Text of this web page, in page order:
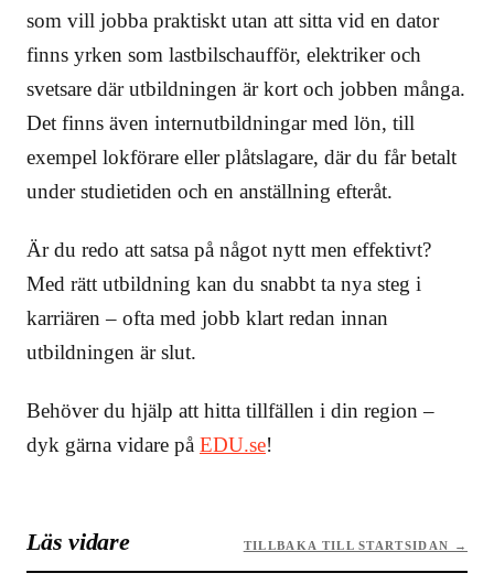
som vill jobba praktiskt utan att sitta vid en dator
finns yrken som lastbilschaufför, elektriker och
svetsare där utbildningen är kort och jobben många.
Det finns även internutbildningar med lön, till
exempel lokförare eller plåtslagare, där du får betalt
under studietiden och en anställning efteråt.
Är du redo att satsa på något nytt men effektivt?
Med rätt utbildning kan du snabbt ta nya steg i
karriären – ofta med jobb klart redan innan
utbildningen är slut.
Behöver du hjälp att hitta tillfällen i din region –
dyk gärna vidare på EDU.se!
Läs vidare TILLBAKA TILL STARTSIDAN →